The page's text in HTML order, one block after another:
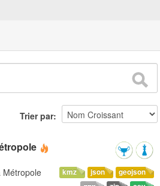
Trier par
geojson
json
kmz
Métropole